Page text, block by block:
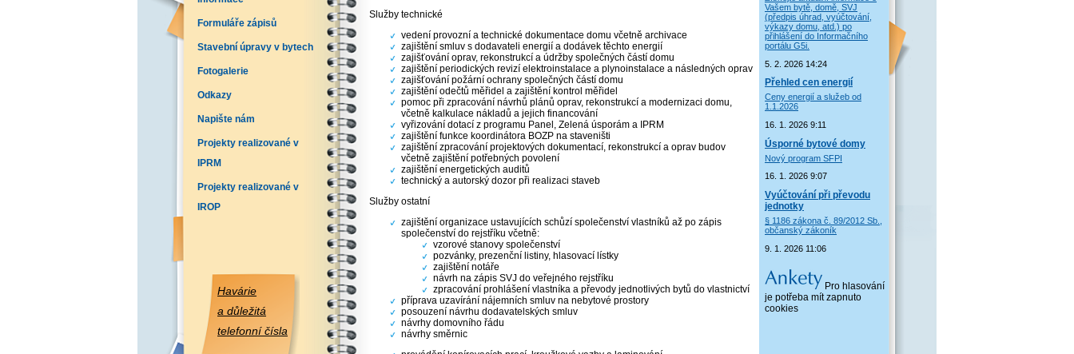
Formuláře zápisů
Stavební úpravy v bytech
Fotogalerie
Odkazy
Napište nám
Projekty realizované v
IPRM
Projekty realizované v
IROP
Havárie
a důležitá
telefonní čísla
Vašem bytě, domě, SVJ
(předpis úhrad, vyúčtování,
výkazy domu, atd.) po
přihlášení do Informačního
portálu G5i.
5. 2. 2026 14:24
Přehled cen energií
Ceny energií a služeb od
1.1.2026
16. 1. 2026 9:11
Úsporné bytové domy
Nový program SFPI
16. 1. 2026 9:07
Vyúčtování při převodu
jednotky
§ 1186 zákona č. 89/2012 Sb.,
občanský zákoník
9. 1. 2026 11:06
Pro hlasování
je potřeba mít zapnuto
cookies
Služby technické
vedení provozní a technické dokumentace domu včetně archivace
zajištění smluv s dodavateli energií a dodávek těchto energií
zajišťování oprav, rekonstrukcí a údržby společných částí domu
zajištění periodických revizí elektroinstalace a plynoinstalace a následných oprav
zajišťování požární ochrany společných částí domu
zajištění odečtů měřidel a zajištění kontrol měřidel
pomoc při zpracování návrhů plánů oprav, rekonstrukcí a modernizaci domu,
včetně kalkulace nákladů a jejich financování
vyřizování dotací z programu Panel, Zelená úsporám a IPRM
zajištění funkce koordinátora BOZP na staveništi
zajištění zpracování projektových dokumentací, rekonstrukcí a oprav budov
včetně zajištění potřebných povolení
zajištění energetických auditů
technický a autorský dozor při realizaci staveb
Služby ostatní
zajištění organizace ustavujících schůzí společenství vlastníků až po zápis
společenství do rejstříku včetně:
vzorové stanovy společenství
pozvánky, prezenční listiny, hlasovací lístky
zajištění notáře
návrh na zápis SVJ do veřejného rejstříku
zpracování prohlášení vlastníka a převody jednotlivých bytů do vlastnictví
příprava uzavírání nájemních smluv na nebytové prostory
posouzení návrhu dodavatelských smluv
návrhy domovního řádu
návrhy směrnic